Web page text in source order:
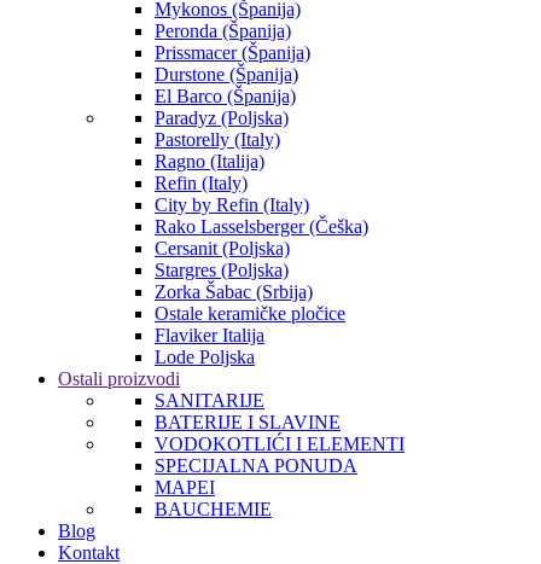
Mykonos (Španija)
Peronda (Španija)
Prissmacer (Španija)
Durstone (Španija)
El Barco (Španija)
Paradyz (Poljska)
Pastorelly (Italy)
Ragno (Italija)
Refin (Italy)
City by Refin (Italy)
Rako Lasselsberger (Češka)
Cersanit (Poljska)
Stargres (Poljska)
Zorka Šabac (Srbija)
Ostale keramičke pločice
Flaviker Italija
Lode Poljska
Ostali proizvodi
SANITARIJE
BATERIJE I SLAVINE
VODOKOTLIĆI I ELEMENTI
SPECIJALNA PONUDA
MAPEI
BAUCHEMIE
Blog
Kontakt